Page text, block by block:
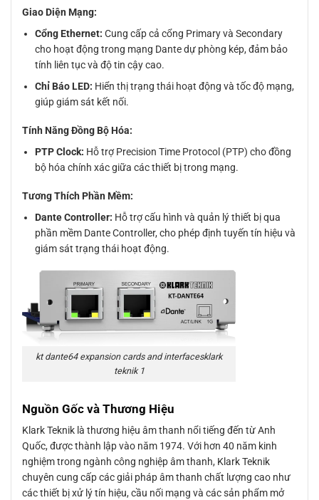
Giao Diện Mạng:
Cổng Ethernet: Cung cấp cả cổng Primary và Secondary
cho hoạt động trong mạng Dante dự phòng kép, đảm bảo
tính liên tục và độ tin cậy cao.
Chỉ Báo LED: Hiển thị trạng thái hoạt động và tốc độ mạng,
giúp giám sát kết nối.
Tính Năng Đồng Bộ Hóa:
PTP Clock: Hỗ trợ Precision Time Protocol (PTP) cho đồng
bộ hóa chính xác giữa các thiết bị trong mạng.
Tương Thích Phần Mềm:
Dante Controller: Hỗ trợ cấu hình và quản lý thiết bị qua
phần mềm Dante Controller, cho phép định tuyến tín hiệu và
giám sát trạng thái hoạt động.
kt dante64 expansion cards and interfacesklark
teknik 1
Nguồn Gốc và Thương Hiệu
Klark Teknik là thương hiệu âm thanh nổi tiếng đến từ Anh
Quốc, được thành lập vào năm 1974. Với hơn 40 năm kinh
nghiệm trong ngành công nghiệp âm thanh, Klark Teknik
chuyên cung cấp các giải pháp âm thanh chất lượng cao như
các thiết bị xử lý tín hiệu, cầu nối mạng và các sản phẩm mở